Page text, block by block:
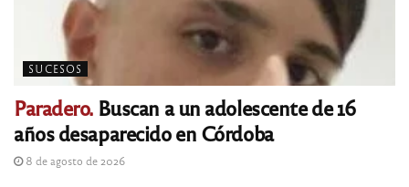
SUCESOS
Paradero. Buscan a un adolescente de 16
años desaparecido en Córdoba
8 de agosto de 2026